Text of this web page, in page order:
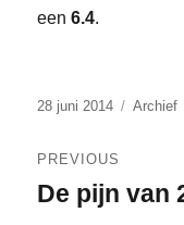
een6.4.
Posted
28 juni 2014 Archief
navigatie
PREVIOUS
Previous
De pijn van